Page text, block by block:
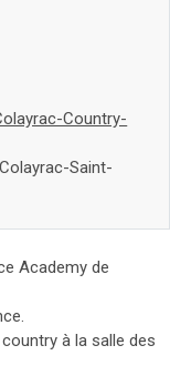
Country-
Saint-
Academy de
à la salle des